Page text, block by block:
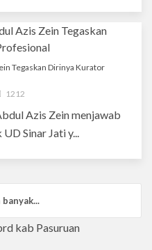
Tegaskan Dirinya Kurator
1212
Azis Zein menjawab
Sinar Jati y...